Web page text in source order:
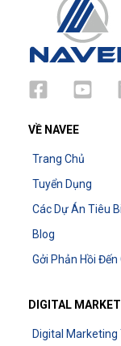
VỀ NAVEE
Trang Chủ
Tuyển Dụng
Các Dự Án Tiêu
Blog
Gởi Phản Hồi Đến
DIGITAL
Digital Marketing